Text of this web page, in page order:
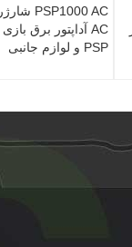
PSP1000 AC شارژر
AC آداپتور برق بازی
PSP و لوازم جانبی